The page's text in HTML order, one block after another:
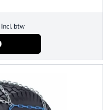
Incl. btw